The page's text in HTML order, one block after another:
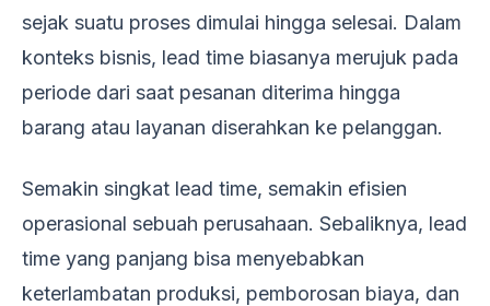
sejak suatu proses dimulai hingga selesai. Dalam
konteks bisnis, lead time biasanya merujuk pada
periode dari saat pesanan diterima hingga
barang atau layanan diserahkan ke pelanggan.
Semakin singkat lead time, semakin efisien
operasional sebuah perusahaan. Sebaliknya, lead
time yang panjang bisa menyebabkan
keterlambatan produksi, pemborosan biaya, dan